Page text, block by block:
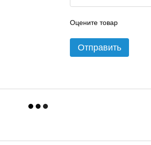
Оцените товар
Отправить